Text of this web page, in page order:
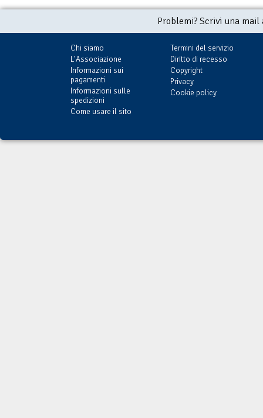
Problemi? Scrivi una
Chi siamo
L'Associazione
Informazioni sui
pagamenti
Informazioni sulle
spedizioni
Come usare il sito
Termini del servizio
Diritto di recesso
Copyright
Privacy
Cookie policy